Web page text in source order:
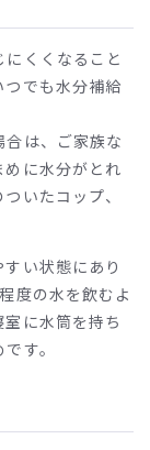
くくなること
でも水分補給
は、ご家族な
に水分がとれ
いたコップ、
い状態にあり
度の水を飲むよ
に水筒を持ち
す。